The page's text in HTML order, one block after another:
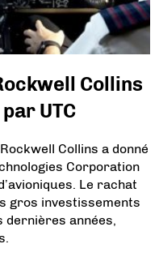
Collins
UTC
Collins a donné
Corporation
Le rachat
gros investissements
dernières années,